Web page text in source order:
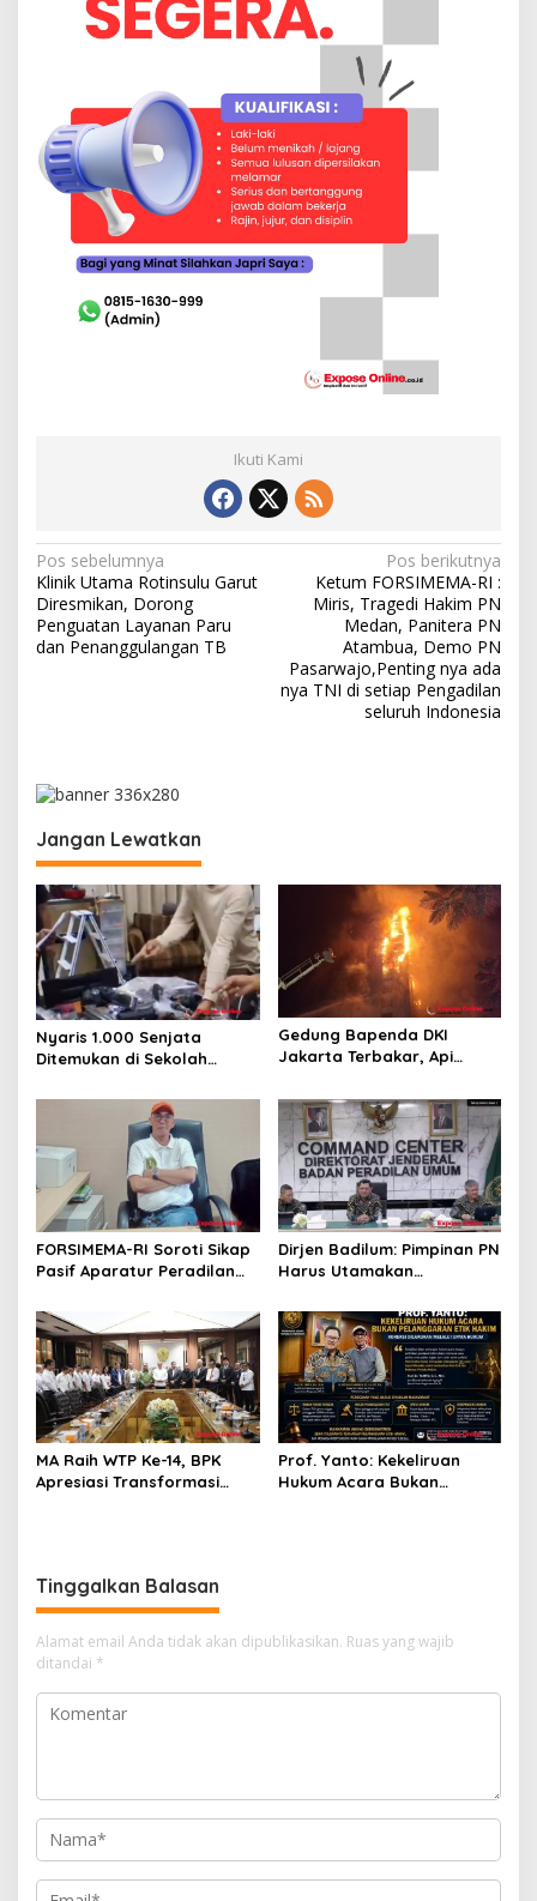
Ikuti Kami
N
a
v
i
i
p
o
s
Pos sebelumnya
Klinik Utama Rotinsulu Garut
Diresmikan, Dorong
Penguatan Layanan Paru
dan Penanggulangan TB
Pos berikutnya
Ketum FORSIMEMA-RI :
Miris, Tragedi Hakim PN
Medan, Panitera PN
Atambua, Demo PN
Pasarwajo,Penting nya ada
nya TNI di setiap Pengadilan
seluruh Indonesia
Jangan Lewatkan
Nyaris 1.000 Senjata
Ditemukan di Sekolah
Turun Tangan
Gedung Bapenda DKI
Jakarta Terbakar, Api
FORSIMEMA-RI Soroti Sikap
Pasif Aparatur Peradilan
Diri Hanya Memperburuk
Citra Lembaga
Dirjen Badilum: Pimpinan PN
Harus Utamakan
Pribadi
MA Raih WTP Ke-14, BPK
Apresiasi Transformasi
Prof. Yanto: Kekeliruan
Hukum Acara Bukan
Tinggalkan Balasan
Alamat email Anda tidak akan dipublikasikan. Ruas yang wajib
ditandai *